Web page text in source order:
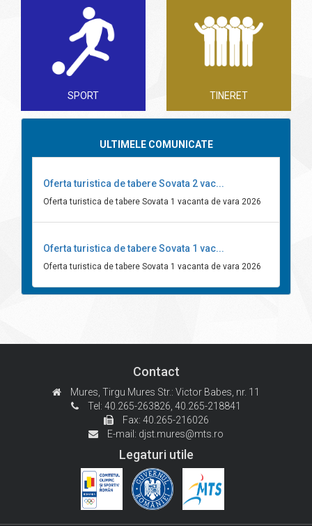
SPORT TINERET
ULTIMELE COMUNICATE
Oferta turistica de tabere Sovata 2 vac...
Oferta turistica de tabere Sovata 1 vacanta de vara 2026
Oferta turistica de tabere Sovata 1 vac...
Oferta turistica de tabere Sovata 1 vacanta de vara 2026
Contact
Mures, Tirgu Mures Str.: Victor Babes, nr. 11
Tel: 40.265-263826, 40.265-218841
Fax: 40.265-216026
E-mail: djst.mures@mts.ro
Legaturi utile